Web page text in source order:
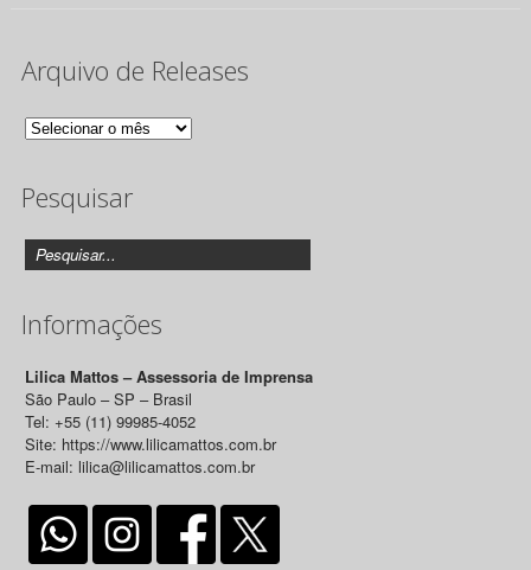
Arquivo de Releases
Arquivo
Releases
Pesquisar
Informações
Lilica Mattos – Assessoria de Imprensa
São Paulo – SP – Brasil
Tel: +55 (11) 99985-4052
Site: https://www.lilicamattos.com.br
E-mail: lilica@lilicamattos.com.br